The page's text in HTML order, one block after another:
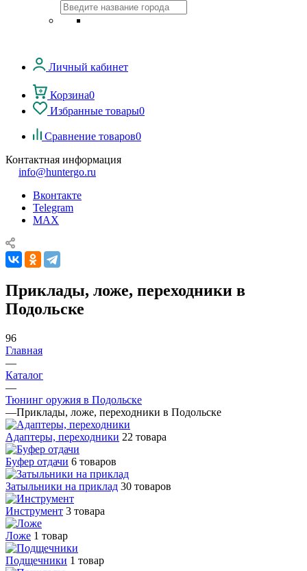
Личный кабинет
Корзина0
Избранные товары0
Сравнение товаров0
Контактная информация
info@huntergo.ru
Вконтакте
Telegram
MAX
Приклады, ложе, переходники в
Подольске
96
Главная
—
Каталог
—
Тюнинг оружия в Подольске
—Приклады, ложе, переходники в Подольске
Адаптеры, переходники 22 товара
Буфер отдачи 6 товаров
Затыльники на приклад 30 товаров
Инструмент 3 товара
Ложе 1 товар
Подщечники 1 товар